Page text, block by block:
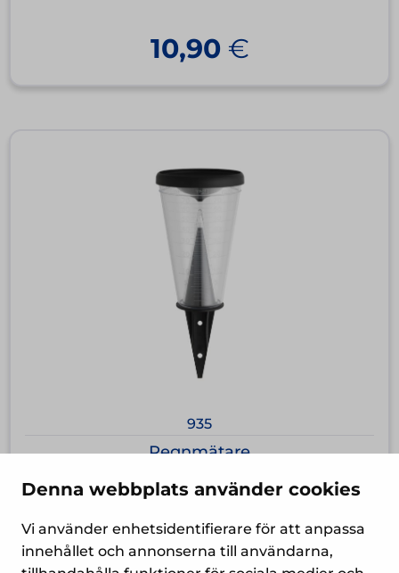
Denna webbplats använder cookies
Vi använder enhetsidentifierare för att anpassa
innehållet och annonserna till användarna,
10,90 €
935
Regnmätare